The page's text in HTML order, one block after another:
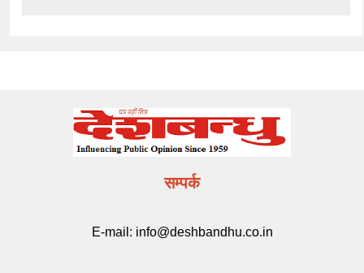
सम्पर्क
E-mail: info@deshbandhu.co.in